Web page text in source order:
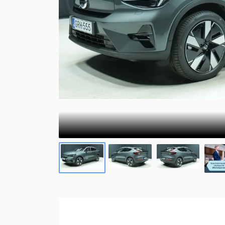
Kevythybridi/Bensiini
Volvo nyt edullisella Bilia
yksityisleasingillä
Uudet Volvo Long Range -lataushybridit 60- ja 90-
sarjoihin sekä EX30, EC40, EX40 ja EX90 -
täyssähköautot nyt huolettomalla
Rengaspalvelut
Volvon kevythybridi/bensiini katumaasturi
047 €. Tervetuloa tutustumaan!
Uusi XC60 T8 Ultra Edition alk. 819 €/kk
Suomen suosituin katumaasturi XC60 on nyt
lataushybridinä. Huolettomalla yksityisleasingillä